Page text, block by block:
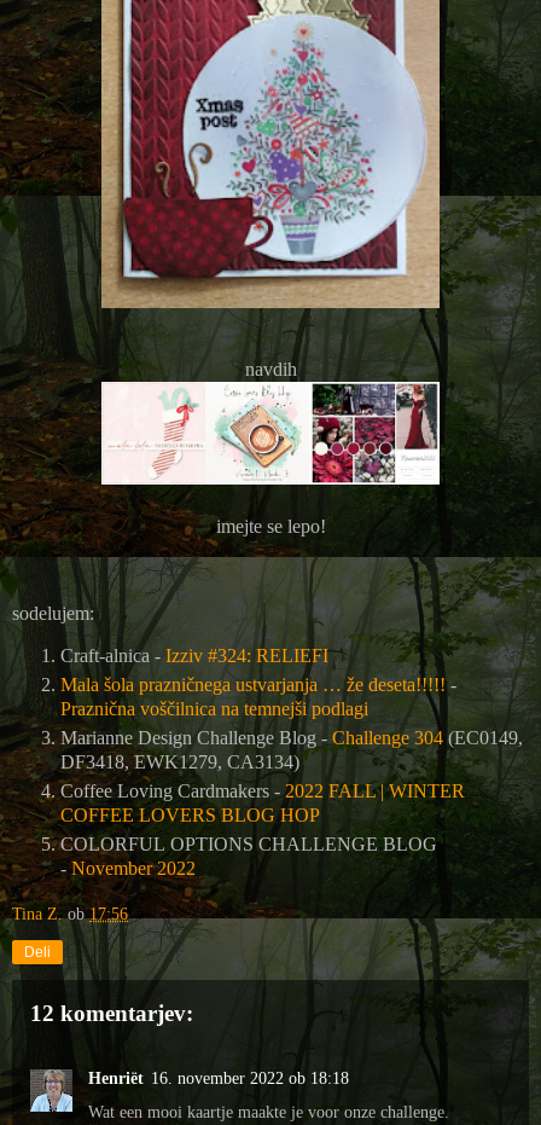
navdih
imejte se lepo!
sodelujem:
Craft-alnica - Izziv #324: RELIEFI
Mala šola prazničnega ustvarjanja … že deseta!!!!!-
Praznična voščilnica na temnejši podlagi
Marianne Design Challenge Blog - Challenge 304 (EC0149,
DF3418, EWK1279, CA3134)
Coffee Loving Cardmakers - 2022 FALL | WINTER
COFFEE LOVERS BLOG HOP
COLORFUL OPTIONS CHALLENGE BLOG
-November 2022
Tina Z. ob17:56
Deli
12 komentarjev:
Henriët 16. november 2022 ob 18:18
Wat een mooi kaartje maakte je voor onze challenge.